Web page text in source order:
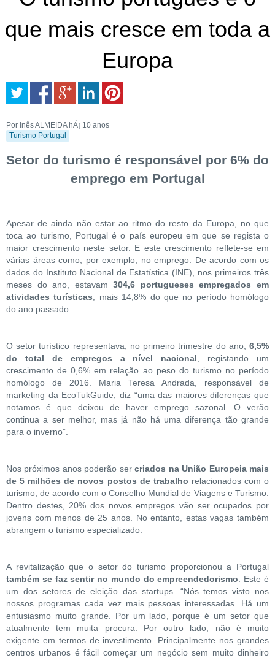
que mais cresce em toda a
Europa
Por Inês ALMEIDA hÁ¡ 10 anos
Turismo Portugal
Setor do turismo é responsável por 6% do
emprego em Portugal
Apesar de ainda não estar ao ritmo do resto da Europa, no que
toca ao turismo, Portugal é o país europeu em que se regista o
maior crescimento neste setor. E este crescimento reflete-se em
várias áreas como, por exemplo, no emprego. De acordo com os
dados do Instituto Nacional de Estatística (INE), nos primeiros três
meses do ano, estavam304,6 portugueses empregados em
atividades turísticas , mais 14,8% do que no período homólogo
do ano passado.
O setor turístico representava, no primeiro trimestre do ano, 6,5%
do total de empregos a nível nacional , registando um
crescimento de 0,6% em relação ao peso do turismo no período
homólogo de 2016. Maria Teresa Andrada, responsável de
marketing da EcoTukGuide, diz “uma das maiores diferenças que
notamos é que deixou de haver emprego sazonal. O verão
continua a ser melhor, mas já não há uma diferença tão grande
para o inverno”.
Nos próximos anos poderão sercriados na União Europeia mais
de 5 milhões de novos postos de trabalho relacionados com o
turismo, de acordo com o Conselho Mundial de Viagens e Turismo.
Dentro destes, 20% dos novos empregos vão ser ocupados por
jovens com menos de 25 anos. No entanto, estas vagas também
abrangem o turismo especializado.
A revitalização que o setor do turismo proporcionou a Portugal
também se faz sentir no mundo do empreendedorismo . Este é
um dos setores de eleição das startups. “Nós temos visto nos
nossos programas cada vez mais pessoas interessadas. Há um
entusiasmo muito grande. Por um lado, porque é um setor que
atualmente tem muita procura. Por outro lado, não é muito
exigente em termos de investimento. Principalmente nos grandes
centros urbanos é fácil começar um negócio sem muito dinheiro